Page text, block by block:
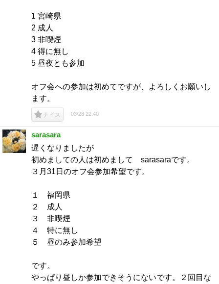
1 宮崎県
2 成人
3 非喫煙
4 得に無し
5 昼夜とも参加
オフ会への参加は初めてですが、よろしくお願いし
ます。
ナイス 03/23 22:40
sarasara
遅くなりましたが
初めましての人は初めまして sarasaraです。
３月31日のオフ会参加希望です。
１ 福岡県
２ 成人
３ 非喫煙
４ 特に無し
５ 昼のみ参加希望
です。
やっぱり昼しか参加できそうにないです。２回目な